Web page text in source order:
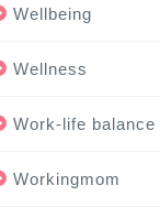
Wellbeing
Wellness
Work-life balance
Workingmom